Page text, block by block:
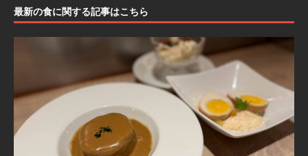
最新の食に関する記事はこちら